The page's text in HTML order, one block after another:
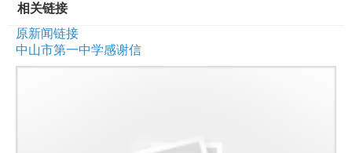
相关链接
原新闻链接
中山市第一中学感谢信